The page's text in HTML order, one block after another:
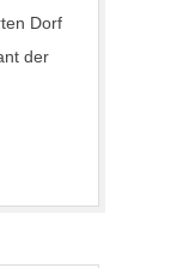
Dorf
der